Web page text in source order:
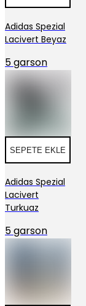
Adidas Spezial
Lacivert Beyaz
5 garson
SEPETE EKLE
Adidas Spezial
Lacivert
Turkuaz
5 garson